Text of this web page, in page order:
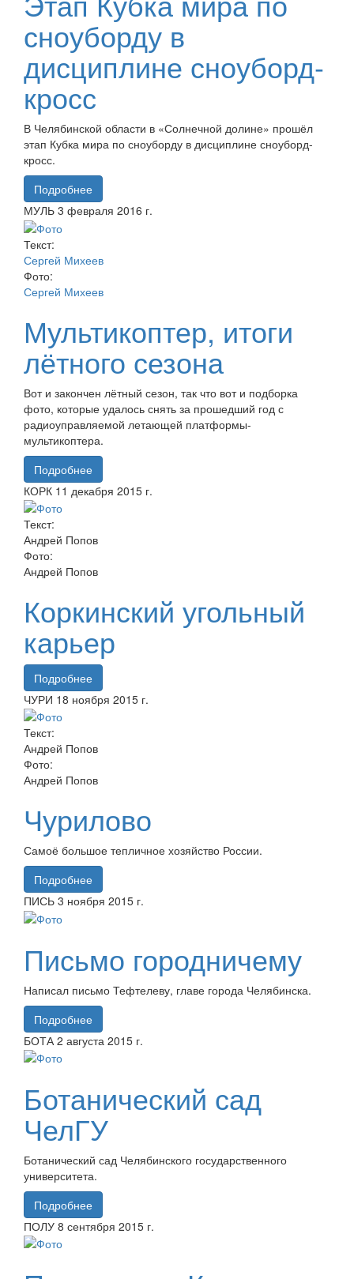
сноуборду в
дисциплине сноуборд-
кросс
В Челябинской области в «Солнечной долине» прошёл
этап Кубка мира по сноуборду в дисциплине сноуборд-
кросс.
Подробнее
МУЛЬ 3 февраля 2016 г.
Текст:
Сергей Михеев
Фото:
Сергей Михеев
Мультикоптер, итоги
лётного сезона
Вот и закончен лётный сезон, так что вот и подборка
фото, которые удалось снять за прошедший год с
радиоуправляемой летающей платформы-
мультикоптера.
Подробнее
КОРК 11 декабря 2015 г.
Текст:
Андрей Попов
Фото:
Андрей Попов
Коркинский угольный
карьер
Подробнее
ЧУРИ 18 ноября 2015 г.
Текст:
Андрей Попов
Фото:
Андрей Попов
Чурилово
Самоё большое тепличное хозяйство России.
Подробнее
ПИСЬ 3 ноября 2015 г.
Письмо городничему
Написал письмо Тефтелеву, главе города Челябинска.
Подробнее
БОТА 2 августа 2015 г.
Ботанический сад
ЧелГУ
Ботанический сад Челябинского государственного
университета.
Подробнее
ПОЛУ 8 сентября 2015 г.